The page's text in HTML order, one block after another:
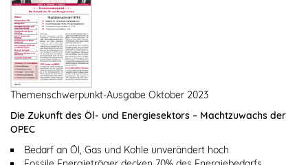
Themenschwerpunkt-Ausgabe Oktober 2023
Die Zukunft des Öl- und Energiesektors – Machtzuwachs der
OPEC
Bedarf an Öl, Gas und Kohle unverändert hoch